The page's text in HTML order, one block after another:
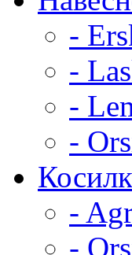
-
-
-
-
-
-